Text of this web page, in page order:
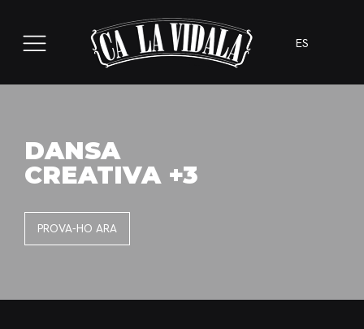
ES
DANSA
CREATIVA +3
PROVA-HO ARA